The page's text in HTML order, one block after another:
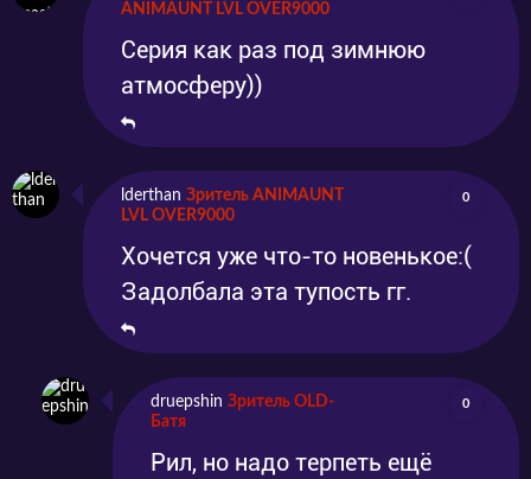
ANIMAUNT LVL OVER9000
Серия как раз под зимнюю
атмосферу))
lderthan Зритель ANIMAUNT
LVL OVER9000
0
Хочется уже что-то новенькое:(
Задолбала эта тупость гг.
druepshin Зритель OLD-
Батя
0
Рил, но надо терпеть ещё